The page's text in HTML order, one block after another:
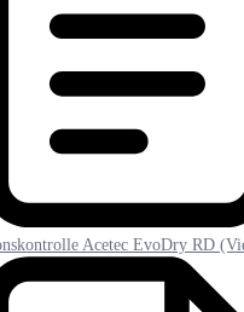
Acetec EvoDry RD